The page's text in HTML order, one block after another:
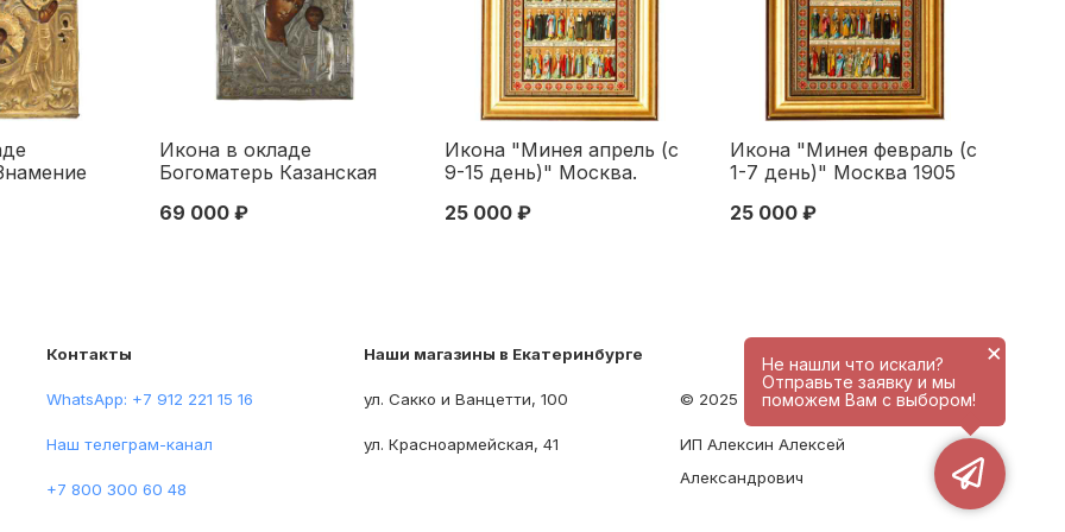
1860-е г
Икона в окладе
Богоматерь Казанская
пол. XIX в. 32 x 27 см.
69 000 ₽
Икона "Минея апрель (с
9-15 день)" Москва.
1906
25 000 ₽
Икона "Минея февраль (с
1-7 день)" Москва 1905
25 000 ₽
Контакты
WhatsApp: +7 912 221 15 16
Наш телеграм-канал
+7 800 300 60 48
Наши магазины в Екатеринбурге
ул. Сакко и Ванцетти, 100
ул. Красноармейская, 41
© 2025 - antique-center.ru
ИП Алексин Алексей
Александрович
Не нашли что искали?
Отправьте заявку и мы
поможем Вам с выбором!
×